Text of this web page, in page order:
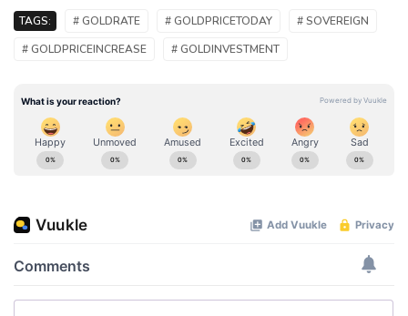
TAGS: # GOLDRATE # GOLDPRICETODAY
# SOVEREIGN
# GOLDPRICEINCREASE
# GOLDINVESTMENT